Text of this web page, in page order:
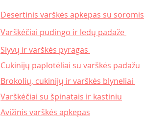
Desertinis varškės apkepas su soromis
Varškėčiai pudingo ir ledų padaže
Slyvų ir varškės pyragas
Cukinijų paplotėliai su varškės padažu
Brokolių, cukinijų ir varškės blyneliai
Varškėčiai su špinatais ir kastiniu
Avižinis varškės apkepas